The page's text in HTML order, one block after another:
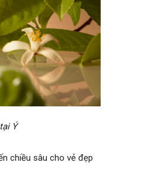
Ý
chiều sâu cho vẻ đẹp